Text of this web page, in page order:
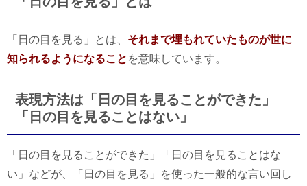
「日の目を見る」とは、 それまで埋もれていたものが世に
知られるようになること を意味しています。
表現方法は「日の目を見ることができた」
「日の目を見ることはない」
「日の目を見ることができた」「日の目を見ることはな
い」などが、「日の目を見る」を使った一般的な言い回し